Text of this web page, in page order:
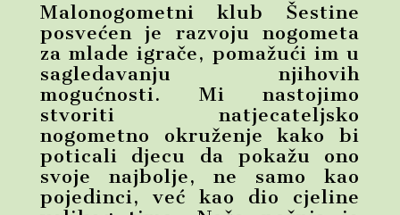
Malonogometni klub Šestine
posvećen je razvoju nogometa
za mlade igrače, pomažući im u
sagledavanju njihovih
mogućnosti. Mi nastojimo
stvoriti natjecateljsko
nogometno okruženje kako bi
poticali djecu da pokažu ono
svoje najbolje, ne samo kao
pojedinci, već kao dio cjeline